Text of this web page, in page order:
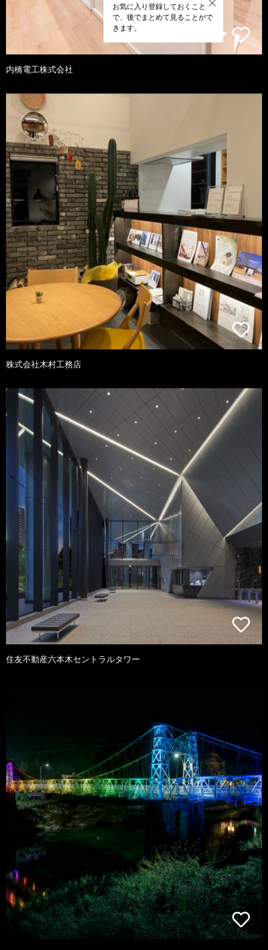
お気に入り登録しておくこと
で、後でまとめて見ることがで
きます。
内橋電工株式会社
株式会社木村工務店
住友不動産六本木セントラルタワー